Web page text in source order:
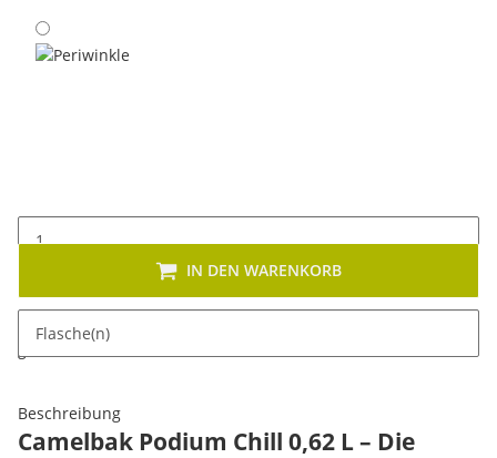
Cayman
Flasche(n)
IN DEN WARENKORB
Dieses Produkt hat Variationen. Wählen Sie bitte die
Beschreibung
Camelbak Podium Chill 0,62 L – Die